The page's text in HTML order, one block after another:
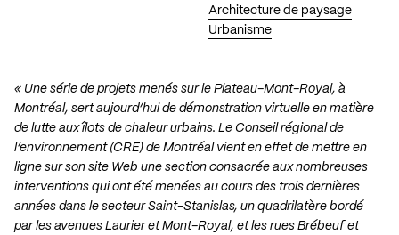
Architecture de paysage
Urbanisme
« Une série de projets menés sur le Plateau-Mont-Royal, à
Montréal, sert aujourd’hui de démonstration virtuelle en matière
de lutte aux îlots de chaleur urbains. Le Conseil régional de
l’environnement (CRE) de Montréal vient en effet de mettre en
ligne sur son site Web une section consacrée aux nombreuses
interventions qui ont été menées au cours des trois dernières
années dans le secteur Saint-Stanislas, un quadrilatère bordé
par les avenues Laurier et Mont-Royal, et les rues Brébeuf et